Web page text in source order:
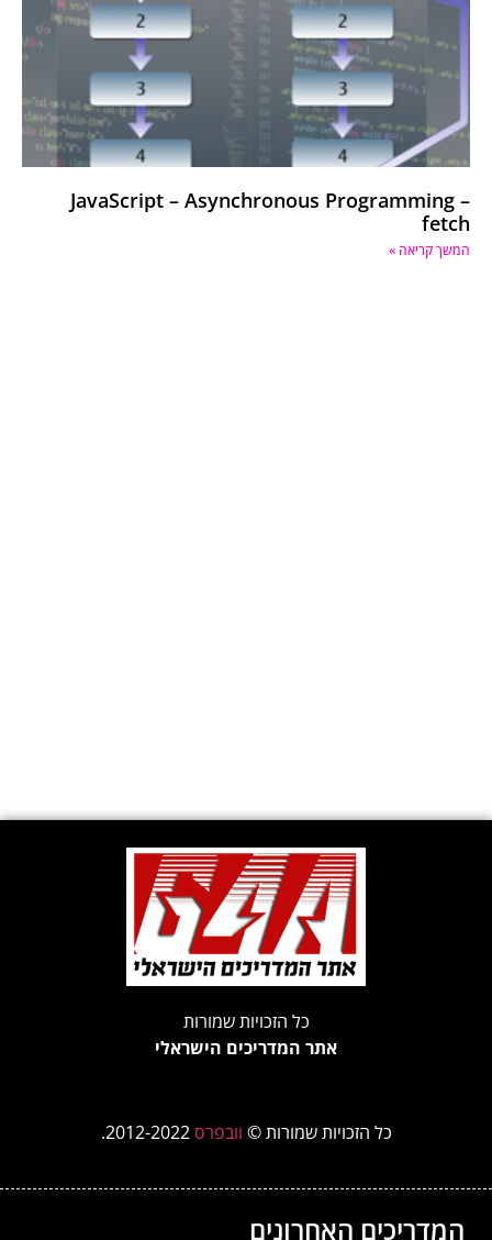
JavaScript – Asynchronous Programming –
fetch
המשך קריאה »
כל הזכויות שמורות
אתר המדריכים הישראלי
כל הזכויות שמורות © וובפרס 2012-2022.
המדריכים האחרונים